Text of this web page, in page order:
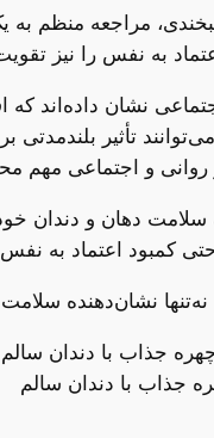
مراجعه منظم به
به نفس را نیز
نشان داده‌اند که
تأثیر
روانی و اجتماعی
سلامت دهان و دندان
کمبود اعتماد به
نه‌تنها نشان‌دهنده
جذاب با دندان سالم